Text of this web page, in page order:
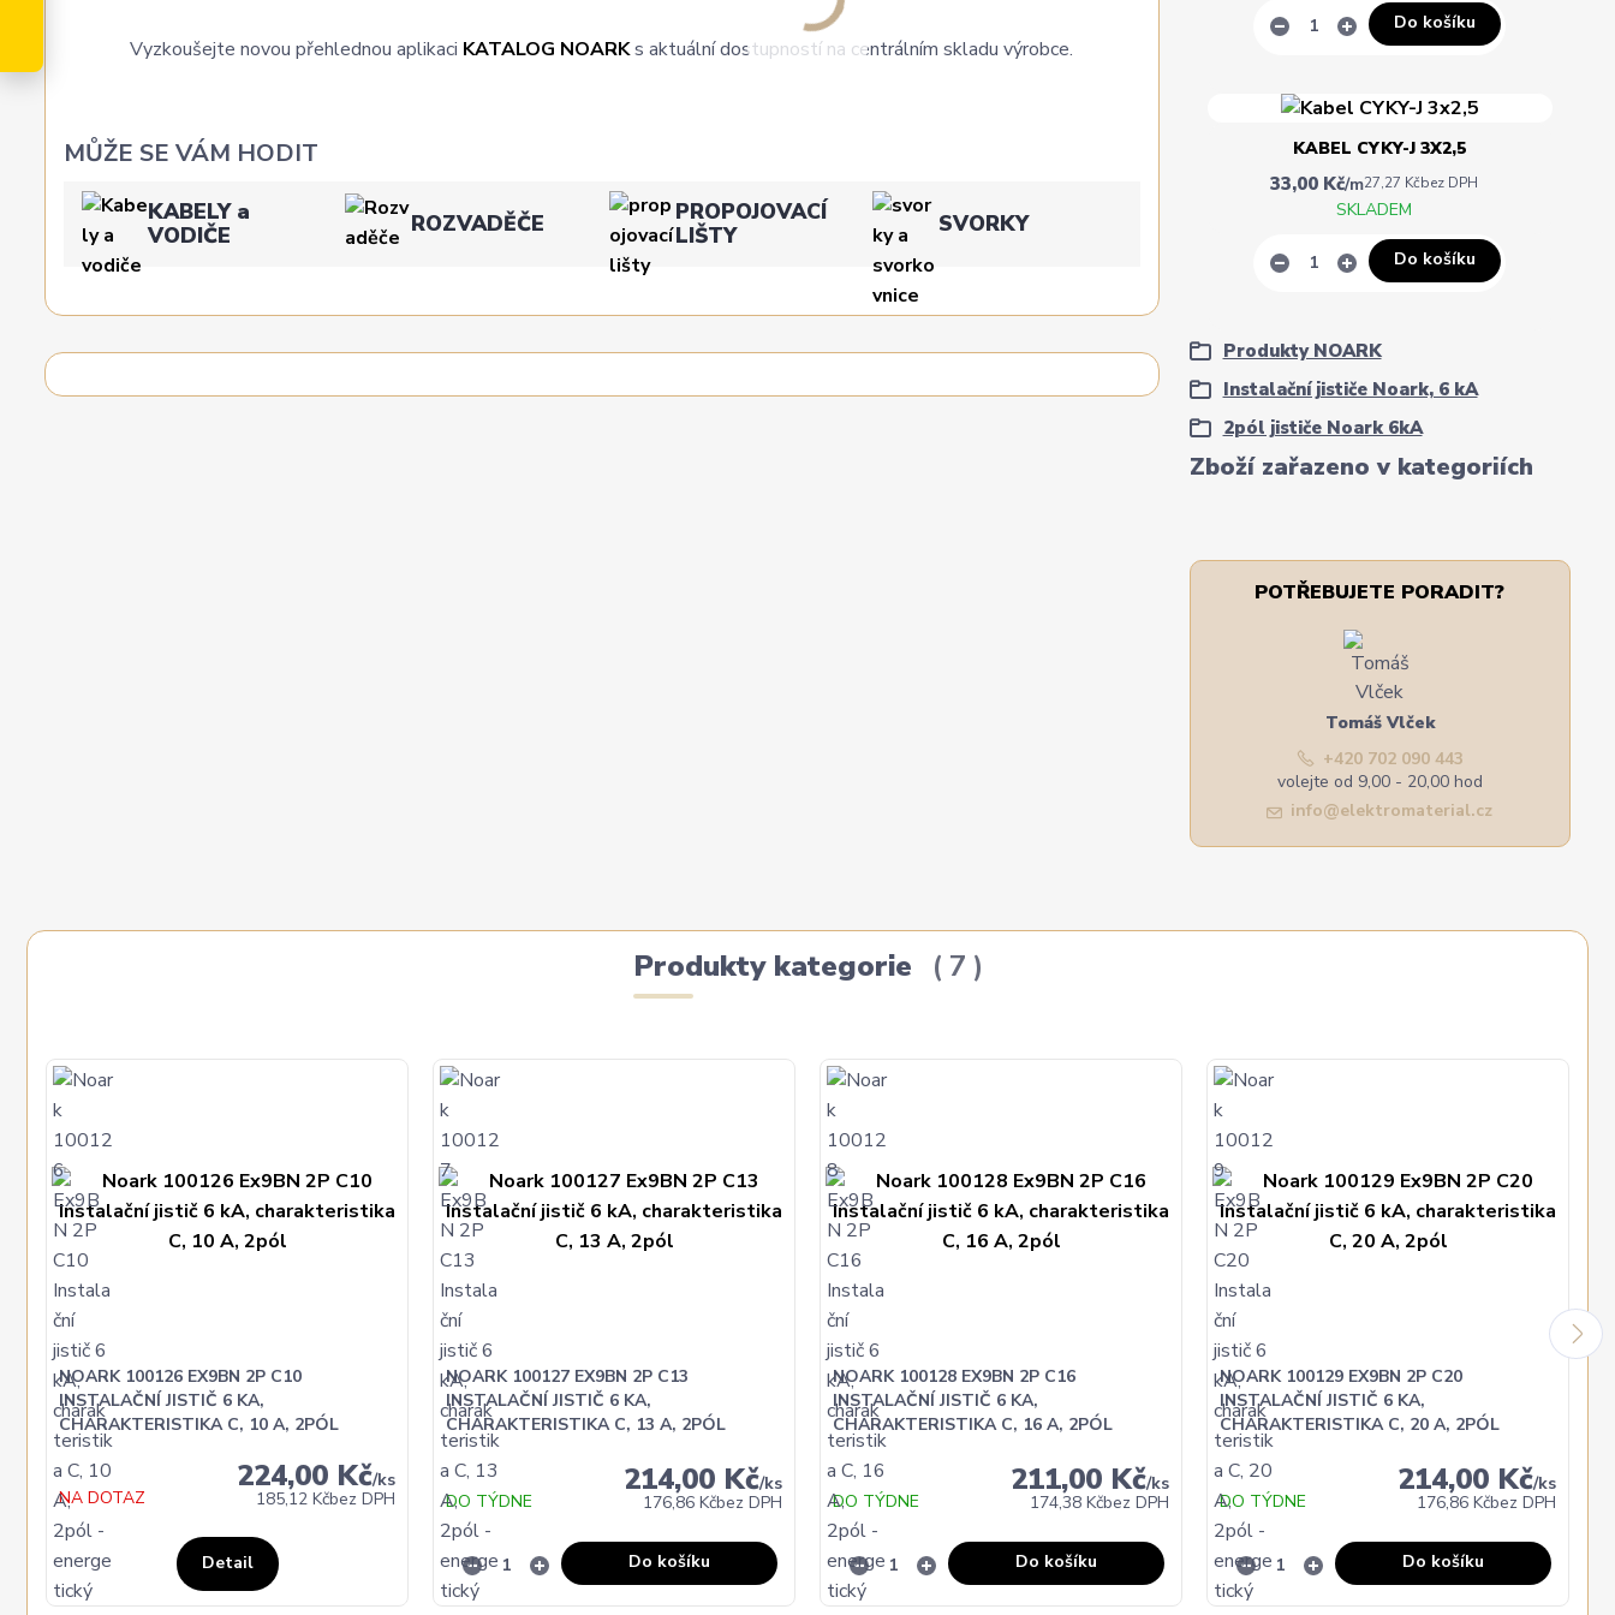
Vyzkoušejte novou přehlednou aplikaci KATALOG NOARKs aktuální dostupností na centrálním skladu výrobce.
MŮŽE SE VÁM HODIT
KABELY a
VODIČE
ROZVADĚČE
PROPOJOVACÍ
LIŠTY
SVORKY
Zboží zařazeno v kategoriích
Produkty NOARK
Instalační jističe Noark, 6 kA
2pól jističe Noark 6kA
Do košíku
KABEL CYKY-J 3X2,5
33,00 Kč/m27,27 Kčbez DPH
SKLADEM
Do košíku
POTŘEBUJETE PORADIT?
Tomáš Vlček
+420 702 090 443
volejte od 9,00 - 20,00 hod
info@elektromaterial.cz
Produkty kategorie 7
NOARK 100126 EX9BN 2P C10
INSTALAČNÍ JISTIČ 6 KA,
CHARAKTERISTIKA C, 10 A, 2PÓL
224,00 Kč/ks
185,12 Kčbez DPH
NA DOTAZ
Detail
NOARK 100127 EX9BN 2P C13
INSTALAČNÍ JISTIČ 6 KA,
CHARAKTERISTIKA C, 13 A, 2PÓL
214,00 Kč/ks
176,86 Kčbez DPH
DO TÝDNE
Do košíku
NOARK 100128 EX9BN 2P C16
INSTALAČNÍ JISTIČ 6 KA,
CHARAKTERISTIKA C, 16 A, 2PÓL
211,00 Kč/ks
174,38 Kčbez DPH
DO TÝDNE
Do košíku
NOARK 100129 EX9BN 2P C20
INSTALAČNÍ JISTIČ 6 KA,
CHARAKTERISTIKA C, 20 A, 2PÓL
214,00 Kč/ks
176,86 Kčbez DPH
DO TÝDNE
Do košíku